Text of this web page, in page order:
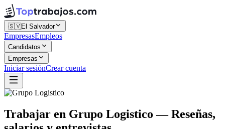
🇸🇻El Salvador
EmpresasEmpleos
Candidatos
Empresas
Iniciar sesiónCrear cuenta
Trabajar en Grupo Logistico — Reseñas,